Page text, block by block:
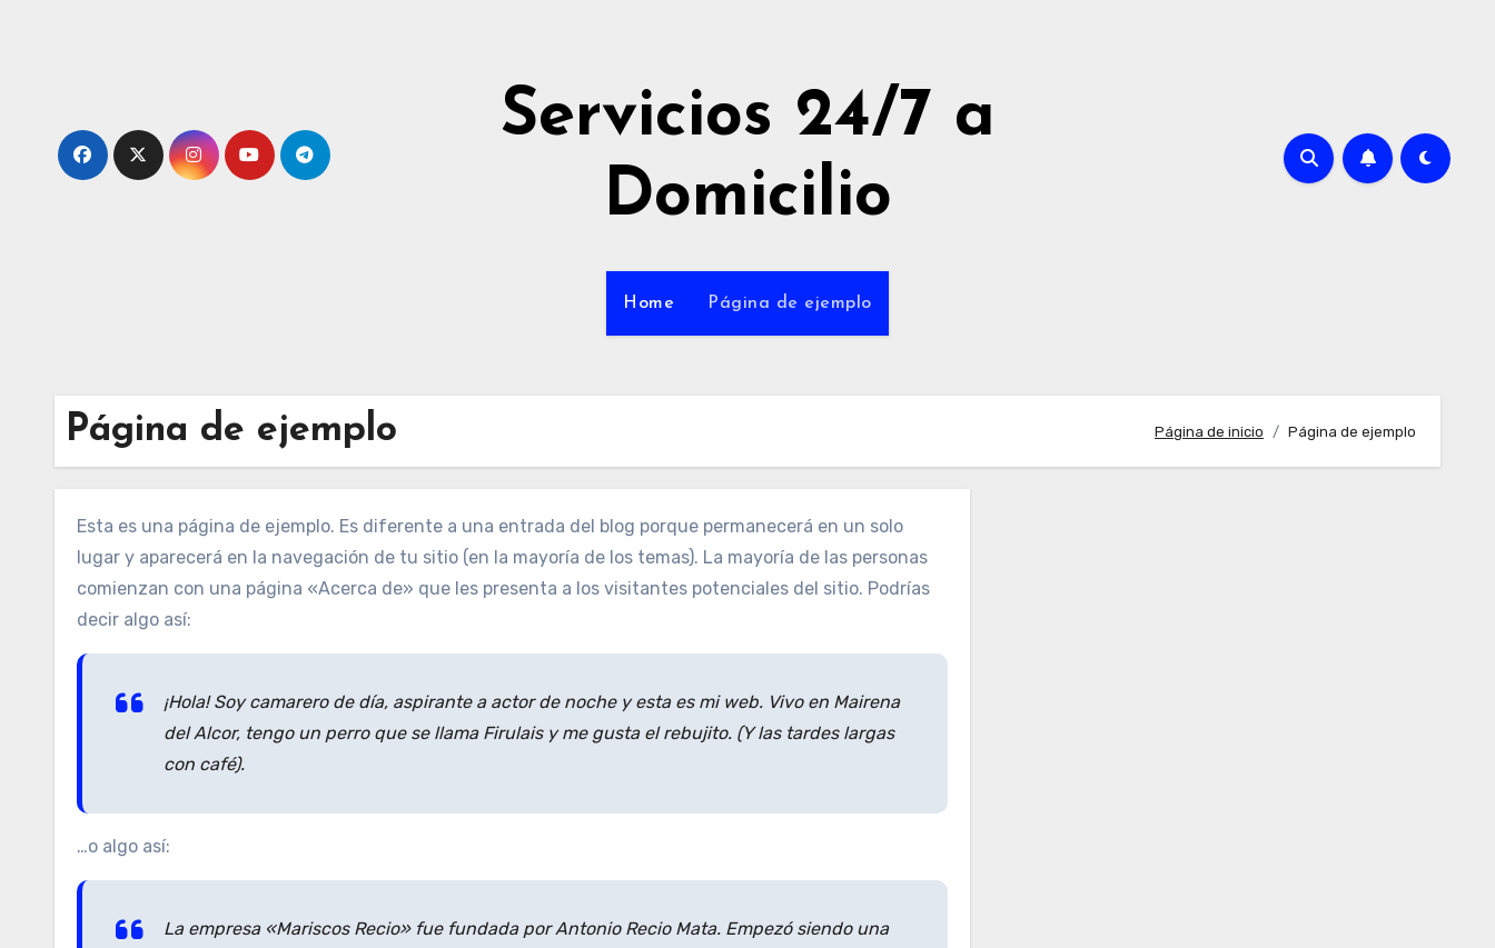
Servicios 24/7 a
Domicilio
Home Página de ejemplo
Página de ejemplo Página de inicio Página de ejemplo
Esta es una página de ejemplo. Es diferente a una entrada del blog porque permanecerá en un solo
lugar y aparecerá en la navegación de tu sitio (en la mayoría de los temas). La mayoría de las personas
comienzan con una página «Acerca de» que les presenta a los visitantes potenciales del sitio. Podrías
decir algo así:
¡Hola! Soy camarero de día, aspirante a actor de noche y esta es mi web. Vivo en Mairena
del Alcor, tengo un perro que se llama Firulais y me gusta el rebujito. (Y las tardes largas
con café).
…o algo así:
La empresa «Mariscos Recio» fue fundada por Antonio Recio Mata. Empezó siendo una